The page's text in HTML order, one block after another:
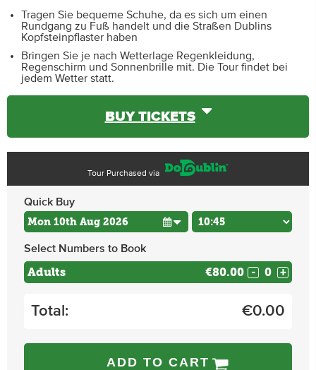
Tragen Sie bequeme Schuhe, da es sich um einen
Rundgang zu Fuß handelt und die Straßen Dublins
Kopfsteinpflaster haben
Bringen Sie je nach Wetterlage Regenkleidung,
Regenschirm und Sonnenbrille mit. Die Tour findet bei
jedem Wetter statt.
BUY TICKETS
Tour Purchased via
Quick Buy
Select Numbers to Book
Adults €80.00 - +
Total: €0.00
ADD TO CART